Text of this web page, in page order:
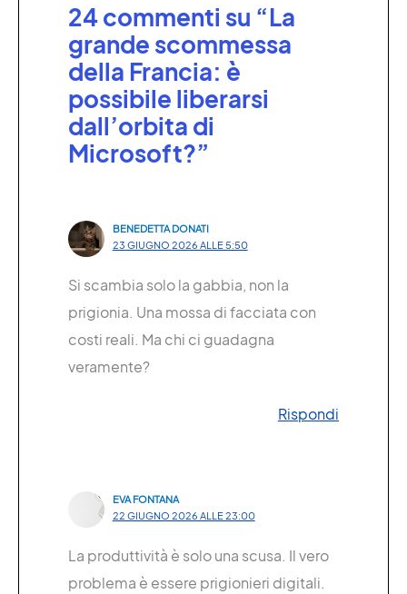
24 commenti su “La
grande scommessa
della Francia: è
possibile liberarsi
dall’orbita di
Microsoft?”
BENEDETTA DONATI
23 GIUGNO 2026 ALLE 5:50
Si scambia solo la gabbia, non la
prigionia. Una mossa di facciata con
costi reali. Ma chi ci guadagna
veramente?
Rispondi
EVA FONTANA
22 GIUGNO 2026 ALLE 23:00
La produttività è solo una scusa. Il vero
problema è essere prigionieri digitali.